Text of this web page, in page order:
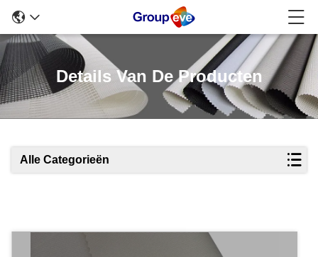
Details Van De Producten
Alle Categorieën